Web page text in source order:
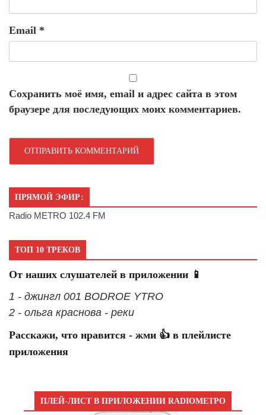
Email *
Сохранить моё имя, email и адрес сайта в этом
браузере для последующих моих комментариев.
ПРЯМОЙ ЭФИР:
Radio METRO 102.4 FM
ТОП 10 ТРЕКОВ
От наших слушателей в приложении 📱
1 - джингл 001 BODROE YTRO
2 - ольга краснова - реки
Расскажи, что нравится - жми 👍 в плейлисте
приложения
ПЛЕЙ-ЛИСТ В ПРИЛОЖЕНИИ RADIOМЕТРО